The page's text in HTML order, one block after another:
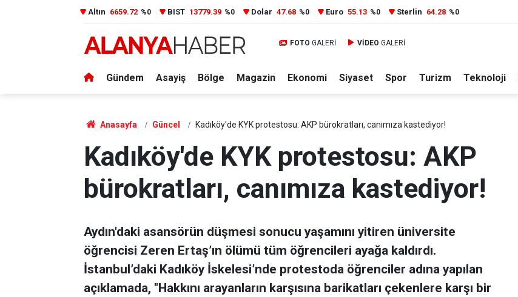
Altın 6659.72 %0 BIST 13779.39 %0 Dolar 47.68 %0 Euro 55.13 %0 Sterlin 64.28 %0
FOTO GALERİ VİDEO GALERİ
Gündem Asayiş Bölge Magazin Ekonomi Siyaset Spor Turizm Teknoloji
Anasayfa Güncel Kadıköy'de KYK protestosu: AKP bürokratları, canımıza kastediyor!
Kadıköy'de KYK protestosu: AKP
bürokratları, canımıza kastediyor!
Aydın'daki asansörün düşmesi sonucu yaşamını yitiren üniversite
öğrencisi Zeren Ertaş’ın ölümü tüm öğrencileri ayağa kaldırdı.
İstanbul’daki Kadıköy İskelesi’nde protestoda öğrenciler adına yapılan
açıklamada, "Hakkını arayanların karşısına barikatları çekenlere karşı bir